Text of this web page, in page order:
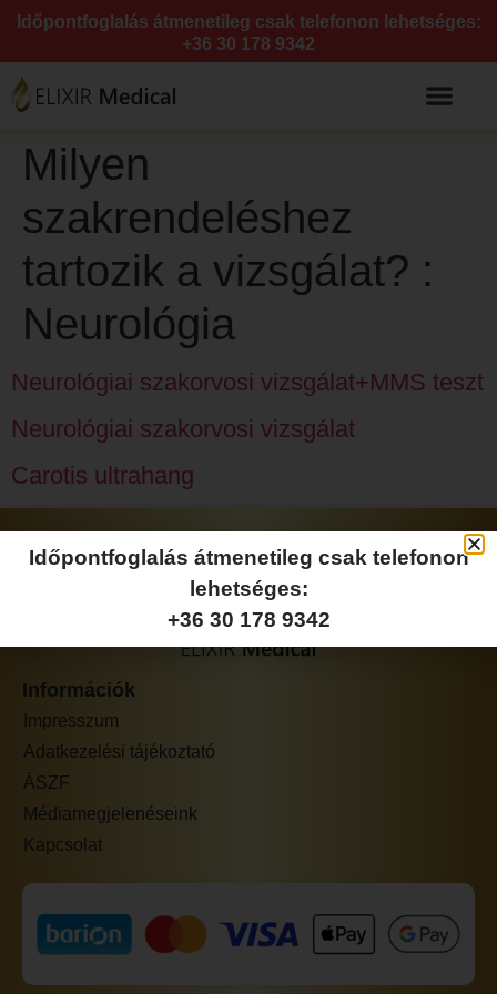
Időpontfoglalás átmenetileg csak telefonon lehetséges:
+36 30 178 9342
Milyen
szakrendeléshez
tartozik a vizsgálat? :
Neurológia
Neurológiai szakorvosi vizsgálat+MMS teszt
Neurológiai szakorvosi vizsgálat
Carotis ultrahang
Információk
Impresszum
Adatkezelési tájékoztató
ÁSZF
Médiamegjelenéseink
Kapcsolat
Időpontfoglalás átmenetileg csak telefonon
lehetséges:
+36 30 178 9342